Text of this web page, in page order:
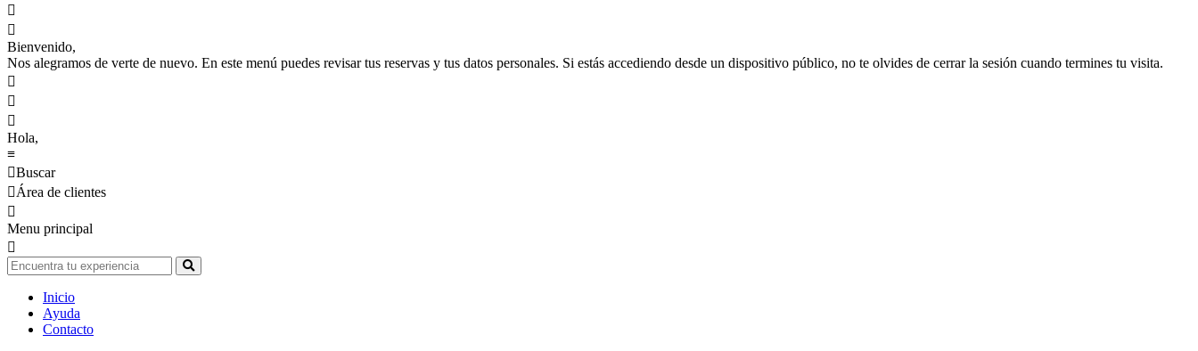


Bienvenido,
Nos alegramos de verte de nuevo. En este menú puedes revisar tus reservas y tus datos personales. Si estás accediendo desde un dispositivo público, no te olvides de cerrar la sesión cuando termines tu visita.



Hola,
≡
Buscar
Área de clientes

Menu principal

Inicio
Ayuda
Contacto